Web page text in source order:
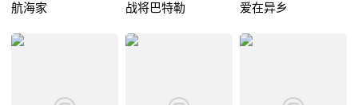
航海家 战将巴特勒 爱在异乡